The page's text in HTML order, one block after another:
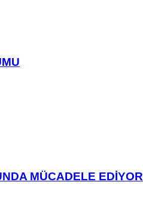
MÜCADELE EDİYOR